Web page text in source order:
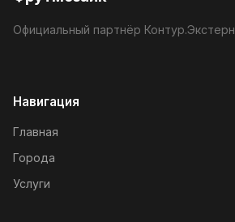
Официальный партнёр Контур.Экстерн
Навигация
Главная
Города
Услуги